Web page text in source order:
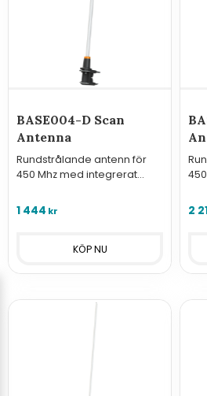
BASE004-D Scan
Antenna
Rundstrålande antenn för
450 Mhz med integrerat
1 444 kr 2